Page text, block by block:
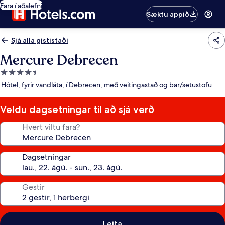
Fara í aðalefni
Sæktu appið
Sjá alla gististaði
Mercure Debrecen
4.5
stjörnu
Hótel, fyrir vandláta, í Debrecen, með veitingastað og bar/setustofu
Veldu dagsetningar til að sjá verð
Hvert viltu fara?
Dagsetningar
Gestir